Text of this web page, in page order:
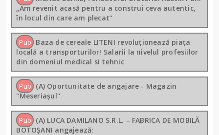
„Am revenit acasă pentru a construi ceva autentic,
în locul din care am plecat”
Pub Baza de cereale LITENI revoluționează piața
locală a transporturilor! Salarii la nivelul profesiilor
din domeniul medical si tehnic
Pub (A) Oportunitate de angajare - Magazin
"Meseriașul"
Pub (A) LUCA DAMILANO S.R.L. – FABRICA DE MOBILĂ
BOTOȘANI angajează: